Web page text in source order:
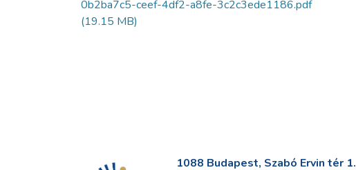
0b2ba7c5-ceef-4df2-a8fe-3c2c3ede1186.pdf
(19.15 MB)
1088 Budapest, Szabó Ervin tér 1.